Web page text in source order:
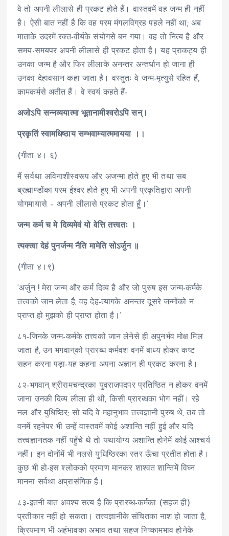
वे तो अपनी लीलासे ही प्रकट होते हैं। वास्तवमें वह जन्म ही नहीं
है। ऐसी बात नहीं है कि वह परम मंगलविग्रह पहले नहीं था; अब
माताके उदरमें रक्त-वीर्यके संयोगसे बन गया। वह तो नित्य है और
समय-समयपर अपनी लीलासे ही प्रकट होता है। यह प्राकट्य ही
उनका जन्म है और फिर लीलाके अनन्तर अन्तर्धान हो जाना ही
उनका देहावसान कहा जाता है। वस्तुतः वे जन्म-मृत्युसे रहित हैं,
कामकर्मसे अतीत हैं। वे स्वयं कहते हैं-
अजोऽपि सन्नव्ययात्मा भूतानामीश्वरोऽपि सन्।
प्रकृतिं स्वामधिष्ठाय सम्भवाम्यात्ममायया ।।
(गीता ४। ६)
मैं सर्वथा अविनाशीस्वरूप और अजन्मा होते हुए भी तथा सब
ब्रह्माण्डोंका परम ईश्वर होते हुए भी अपनी प्रकृतिद्वारा अपनी
योगमायासे – अपनी लीलासे प्रकट होता हूँ।’
जन्म कर्म च मे दिव्यमेवं यो वेत्ति तत्त्वतः ।
त्यक्त्वा देहं पुनर्जन्म नैति मामेति सोऽर्जुन ॥
(गीता ४।९)
‘अर्जुन ! मेरा जन्म और कर्म दिव्य है और जो पुरुष इस जन्म-कर्मके
तत्त्वको जान लेता है, वह देह-त्यागके अनन्तर दूसरे जन्मोंको न
प्राप्त हो मुझको ही प्राप्त होता है।’
८१-जिनके जन्म-कर्मके तत्त्वको जान लेनेसे ही अपुनर्भव मोक्ष मिल
जाता है, उन भगवान्‌को प्रारब्ध कर्मवश वनमें बाध्य होकर कष्ट
सहन करना पड़ा-यह कहना अपना अज्ञान ही प्रकट करना है।
८२-भगवान् श्रीरामचन्द्रका युवराजपदपर प्रतिष्ठित न होकर वनमें
जाना उनकी दिव्य लीला ही थी, किसी प्रारब्धका भोग नहीं। रहे
नल और युधिष्ठिर; सो यदि वे महानुभाव तत्त्वज्ञानी पुरुष थे, तब तो
वनमें रहनेपर भी उन्हें वास्तवमें कोई अशान्ति नहीं हुई और यदि
तत्त्वज्ञानतक नहीं पहुँचे थे तो यथायोग्य अशान्ति होनेमें कोई आश्चर्य
नहीं। इन दोनोंमें भी नलसे युधिष्ठिरका स्तर ऊँचा प्रतीत होता है।
कुछ भी हो-इस श्लोकको प्रमाण मानकर शाश्वत शान्तिमें विघ्न
मानना सर्वथा अप्रासंगिक है।
८३-इतनी बात अवश्य सत्य है कि प्रारब्ध-कर्मका (सहज ही)
प्रतीकार नहीं हो सकता। तत्त्वज्ञानीके संचितका नाश हो जाता है,
क्रियमाण भी अहंभावका अभाव तथा सहज निष्कामभाव होनेके